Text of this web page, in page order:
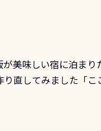
加してみてください
用意したオリジナル
も記念撮影も出来
4時間たっぷり利用
美味しい宿に泊ま
直してみました「